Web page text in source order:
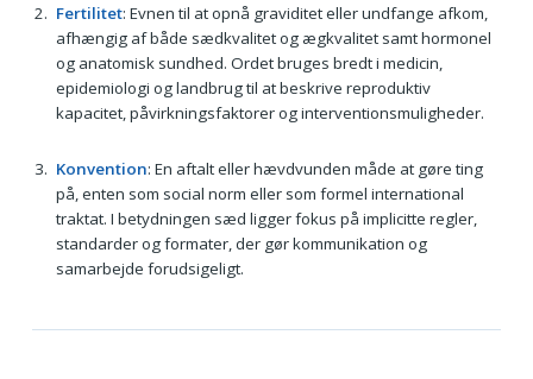
Fertilitet: Evnen til at opnå graviditet eller undfange afkom,
afhængig af både sædkvalitet og ægkvalitet samt hormonel
og anatomisk sundhed. Ordet bruges bredt i medicin,
epidemiologi og landbrug til at beskrive reproduktiv
kapacitet, påvirkningsfaktorer og interventionsmuligheder.
Konvention: En aftalt eller hævdvunden måde at gøre ting
på, enten som social norm eller som formel international
traktat. I betydningen sæd ligger fokus på implicitte regler,
standarder og formater, der gør kommunikation og
samarbejde forudsigeligt.